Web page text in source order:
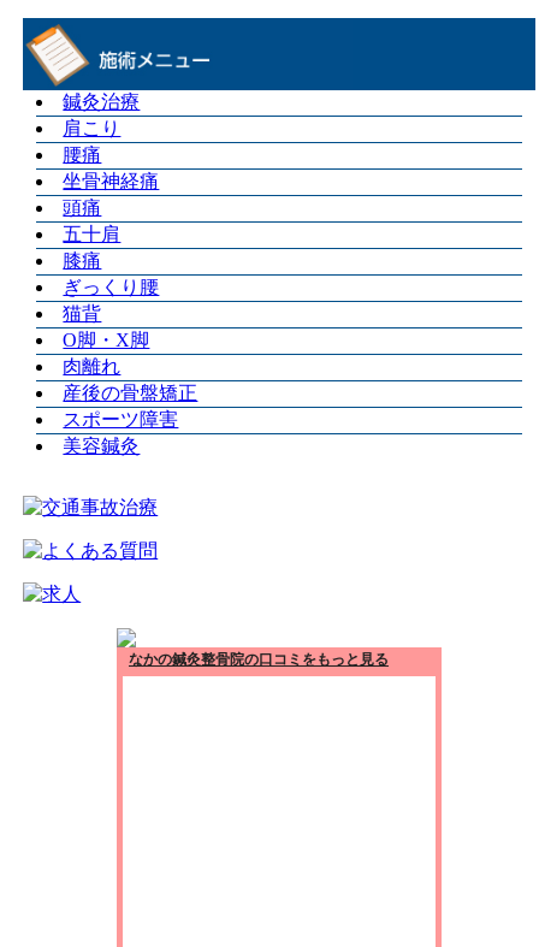
鍼灸治療
肩こり
腰痛
坐骨神経痛
頭痛
五十肩
膝痛
ぎっくり腰
猫背
O脚・X脚
肉離れ
産後の骨盤矯正
スポーツ障害
美容鍼灸
なかの鍼灸整骨院の口コミをもっと見る